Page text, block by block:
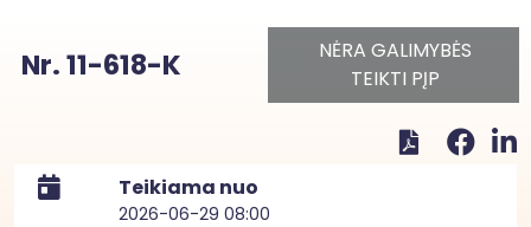
Nr. 11-618-K
NĖRA GALIMYBĖS
TEIKTI PĮP
Teikiama nuo
2026-06-29 08:00